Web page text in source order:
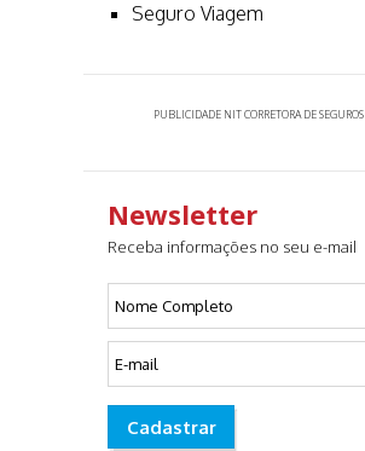
Seguro Viagem
PUBLICIDADE NIT CORRETORA DE SEGUROS
Newsletter
Receba informações no seu e-mail
Cadastrar